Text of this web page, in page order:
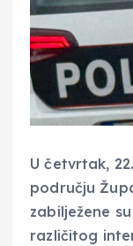
U četvrtak,
području
zabilježene
različitog